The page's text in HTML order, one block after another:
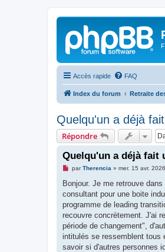
Accès rapide FAQ
Index du forum Retraite
Quelqu'un a déjà
Répondre
Quelqu'un a déjà fait
M
s
a
g
n
o
l
u
parTherencia » mer. 15 avr.
Bonjour. Je me retrouve
consultant pour une boite
programme de leading
recouvre concrètement. J'ai
période de changement",
intitulés se ressemblent tous
savoir si d'autres personnes